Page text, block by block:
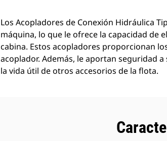
Los Acopladores de Conexión Hidráulica
máquina, lo que le ofrece la capacidad de
cabina. Estos acopladores proporcionan
acoplador. Además, le aportan seguridad
la vida útil de otros accesorios de la flota.